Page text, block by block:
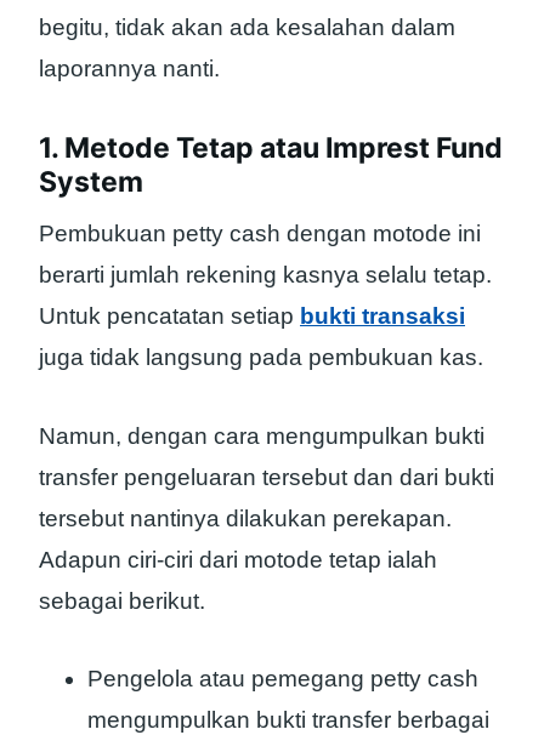
begitu, tidak akan ada kesalahan dalam
laporannya nanti.
1. Metode Tetap atau Imprest Fund
System
Pembukuan petty cash dengan motode ini
berarti jumlah rekening kasnya selalu tetap.
Untuk pencatatan setiap bukti transaksi
juga tidak langsung pada pembukuan kas.
Namun, dengan cara mengumpulkan bukti
transfer pengeluaran tersebut dan dari bukti
tersebut nantinya dilakukan perekapan.
Adapun ciri-ciri dari motode tetap ialah
sebagai berikut.
Pengelola atau pemegang petty cash
mengumpulkan bukti transfer berbagai